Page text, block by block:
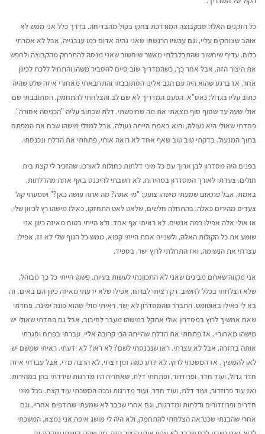
כל הזקנים האלה שבקבוצה המודרכת צחקו בקול מהבדיחה. בדרך כלל אני ממש לא
אוהב שצוחקים עליי, וגם עכשיו הרגשתי שאני נהיה אדום כמו עגבנייה, אבל לא אמרתי
כלום. עדיף שיחשוב שהתבלבלתי מאשר שיחשוב שאני מנסה להתרחק מהקבוצה ולחפש
את היצור הזה. אבל אחר כך, כשהמדריך שוב סיים להסביר משהו והתחיל ללכת לכיוון
אחר, אז ברגע שהוא היה עם הגב אלינו הסתובבתי והתחבאתי מאחורי איזה שלט שהיה
כתוב עליו בגדול: נאס"א. הפעם המדריך לא שם לב והצלחתי להתחמק. הסתובבתי שם
אולי שעה עד שסוף סוף מצאתי את מה שחיפשתי. דלת שכתוב עליה "הכניסה אסורה".
פחדתי שאולי היא נעולה, והיא באמת הייתה נעולה, אבל למזלי מישהו שכח את המפתח
בתוך המנעול. בדקתי טוב טוב שאף אחד לא רואה אותי, פתחתי את הדלת ונכנסתי.
בפנים היה מסדרון לבן ארוך עם כל מיני דלתות כחולות לאורכו, שהזכיר לי קצת בית
חולים. צעדתי לאורך המסדרון במהירות. לא חשבתי להיכנס באף אחת מהדלתות,
באמת, אבל פתאום שמעתי מישהו צועק: "מי אתה? מה אתה עושה כאן?" ושמעתי קול
צעדים מהירים כאלה, בהתחלה חלשים, שלאט לאט התחזקו, כאילו מישהו רץ לכיוון שלי,
או אולי אלה אפילו כמה אנשים. לא ראיתי אף אחד, ולא הייתי בטוח מאיזה כיוון אני
שומע את כל הקולות האלה, ולשנייה אחת הייתי קפוא, ממש כל הגוף שלי לא זז, אפילו
עצרתי את הנשימה, ואז התחלתי לרוץ ישר, בספיד.
אני מקווה שאתם מבינים שאני לא התכוונתי לעשות בעיות. פשוט הייתי כל כך מבוהל,
שלא הצלחתי בכלל לחשוב, רק רציתי לברוח, אפילו שלא ידעתי מאיזה כיוון הם באים. זה
בא לי כאילו באוטומט. התברר שהמסדרון לא ישר, ראיתי מולי שהוא פונה ימינה. פחדתי
שאם אמשיך לרוץ במסדרון אולי אתקל במישהו מעבר לסיבוב, אבל גם פחדתי שאולי יש
מישהו מאחוריי, אז פתחתי את הדלת שהייתה הכי קרובה אליי, עברתי בפתחוסגרתי
אותה בחזרה, אבל לא עצרתי. ראו שנכנסתי לשם? לא ראו? לא ידעתי. ראיתי שמשם יש
לאן להמשיך, אז המשכתי לרוץ. לא יודע כמה זמן רצתי, לא הרבה מדי, אבל עברתי איזה
חדר גדול, ועוד חדר, ופרוזדור, ופתחתי דלת, שאחריה היו מדרגות שירדתי בהן במהירות,
ואז עוד פרוזדור, ועוד דלת, ועוד חדר, ועוד מדרגות וככה המשכתי עוד קצת, בכל מיני
חדרים ופרוזדורים ודלתות ומדרגות, וגם אחרי שכבר לא שמעתי שרודפים אחריי, וגם
אחרי שהבנתי שכנראה הצלחתי להתחמק, ולא היה לי מושג איפה אני נמצא, המשכתי